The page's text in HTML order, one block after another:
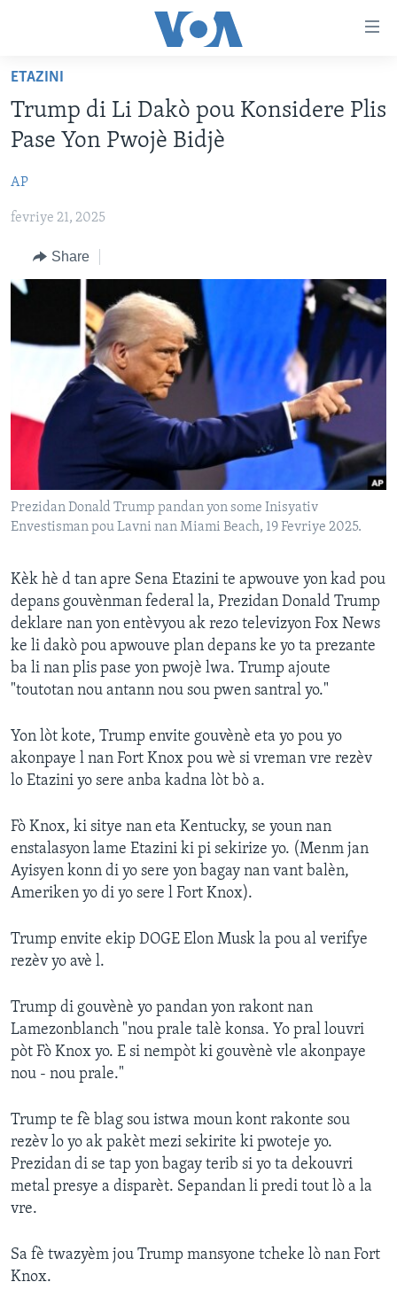
Skip
main
content
to
Navigation
Search
LÈZETAZINI
ENTÈNASYONAL
VIDEO
FLASHPOINT IKRÈN
Learning English
SUIV NOU
Languages
ETAZINI
Trump di Li Dakò pou Konsidere Plis
Pase Yon Pwojè Bidjè
AP
fevriye 21, 2025
Share
Prezidan Donald Trump pandan yon some Inisyativ
Envestisman pou Lavni nan Miami Beach, 19 Fevriye 2025.
Kèk hè d tan apre Sena Etazini te apwouve yon kad pou
depans gouvènman federal la, Prezidan Donald Trump
deklare nan yon entèvyou ak rezo televizyon Fox News
ke li dakò pou apwouve plan depans ke yo ta prezante
ba li nan plis pase yon pwojè lwa. Trump ajoute
"toutotan nou antann nou sou pwen santral yo."
Yon lòt kote, Trump envite gouvènè eta yo pou yo
akonpaye l nan Fort Knox pou wè si vreman vre rezèv
lo Etazini yo sere anba kadna lòt bò a.
Fò Knox, ki sitye nan eta Kentucky, se youn nan
enstalasyon lame Etazini ki pi sekirize yo. (Menm jan
Ayisyen konn di yo sere yon bagay nan vant balèn,
Ameriken yo di yo sere l Fort Knox).
Trump envite ekip DOGE Elon Musk la pou al verifye
rezèv yo avè l.
Trump di gouvènè yo pandan yon rakont nan
Lamezonblanch "nou prale talè konsa. Yo pral louvri
pòt Fò Knox yo. E si nempòt ki gouvènè vle akonpaye
nou - nou prale."
Trump te fè blag sou istwa moun kont rakonte sou
rezèv lo yo ak pakèt mezi sekirite ki pwoteje yo.
Prezidan di se tap yon bagay terib si yo ta dekouvri
metal presye a disparèt. Sepandan li predi tout lò a la
vre.
Sa fè twazyèm jou Trump mansyone tcheke lò nan Fort
Knox.